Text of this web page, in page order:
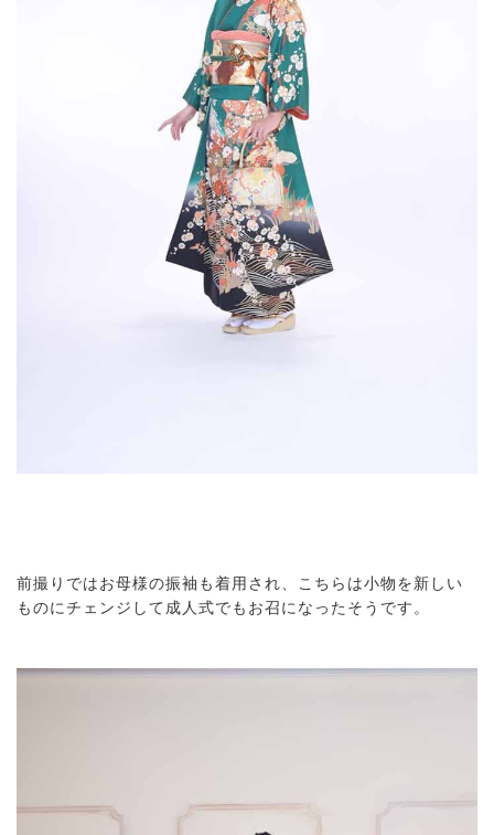
前撮りではお母様の振袖も着用され、こちらは小物を新しい
ものにチェンジして成人式でもお召になったそうです。